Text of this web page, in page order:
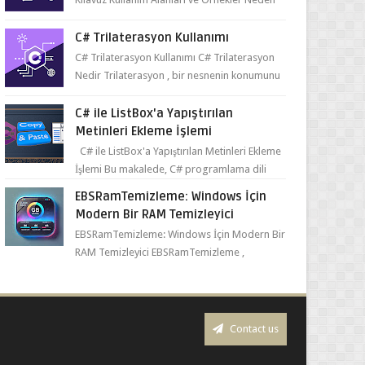
C# Trilaterasyon Kullanımı
C# Trilaterasyon Kullanımı C# Trilaterasyon
Nedir Trilaterasyon , bir nesnenin konumunu
C# ile ListBox'a Yapıştırılan
Metinleri Ekleme İşlemi
C# ile ListBox'a Yapıştırılan Metinleri Ekleme
İşlemi Bu makalede, C# programlama dili
metin...
EBSRamTemizleme: Windows İçin
Modern Bir RAM Temizleyici
EBSRamTemizleme: Windows İçin Modern Bir
RAM Temizleyici EBSRamTemizleme ,
Contact us